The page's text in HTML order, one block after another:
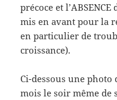
précoce et
mis en avant pour la
en particulier de
croissance).
Ci-dessous une photo
mois le soir même de